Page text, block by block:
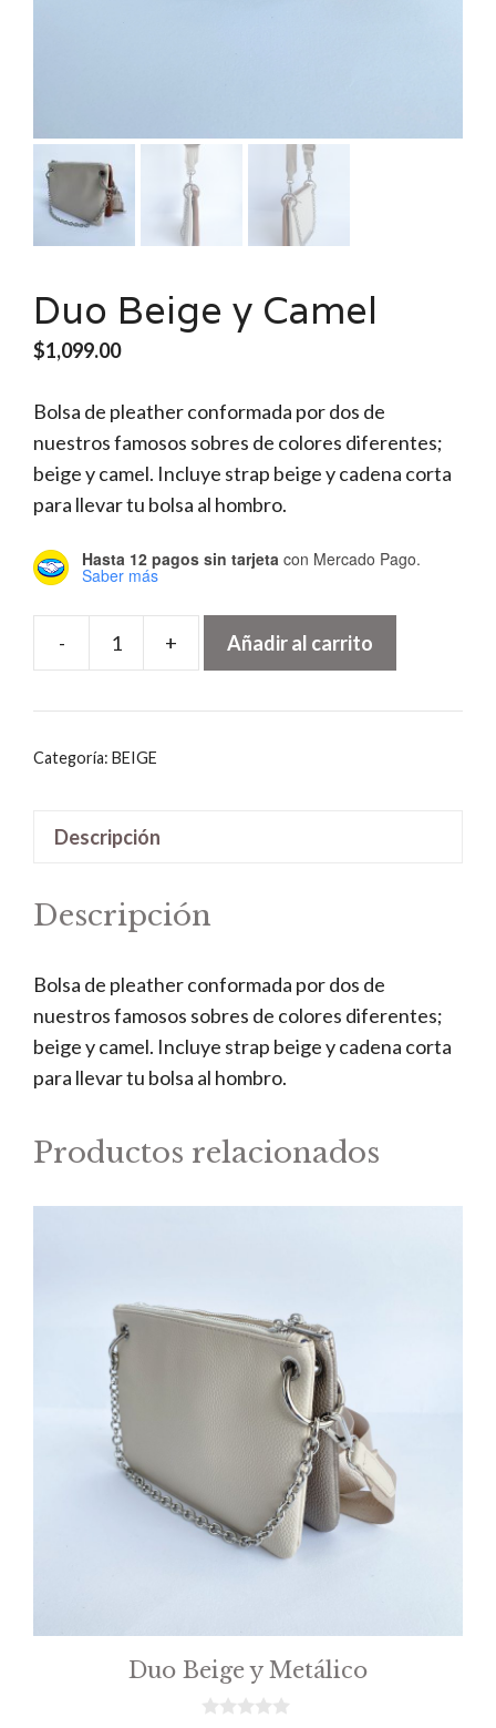
Duo Beige y Camel
$1,099.00
Bolsa de pleather conformada por dos de
nuestros famosos sobres de colores diferentes;
beige y camel. Incluye strap beige y cadena corta
para llevar tu bolsa al hombro.
Hasta 12 pagos sin tarjeta con Mercado Pago.
Saber más
-
Duo
y
+ Añadir al carrito
Categoría: BEIGE
Descripción
Descripción
Bolsa de pleather conformada por dos de
nuestros famosos sobres de colores diferentes;
beige y camel. Incluye strap beige y cadena corta
para llevar tu bolsa al hombro.
Productos relacionados
Duo Beige y Metálico